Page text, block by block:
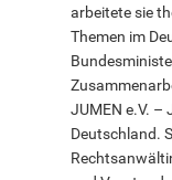
arbeitete sie
Themen im
JUMEN e.V. –
Deutschland.